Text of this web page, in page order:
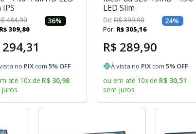
IPS
484,90 36%
R$ 309,80
294,31
no PIXcom 5% OFF
até 10xde R$ 30,98
LED Slim
De:R$399,90 24%
Por: R$ 305,16
R$ 289,90
À vista no PIXcom 5% OFF
ou em até 10xde R$ 30,51
sem juros